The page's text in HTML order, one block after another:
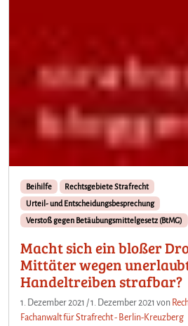
Beihilfe
Rechtsgebiete Strafrecht
Urteil- und Entscheidungsbesprechung
Verstoß gegen Betäubungsmittelgesetz (BtMG)
Macht sich ein bloßer
Mittäter wegen
Handeltreiben strafbar?
1. Dezember 2021 /1. Dezember 2021 von
Fachanwalt für Strafrecht - Berlin-Kreuzberg